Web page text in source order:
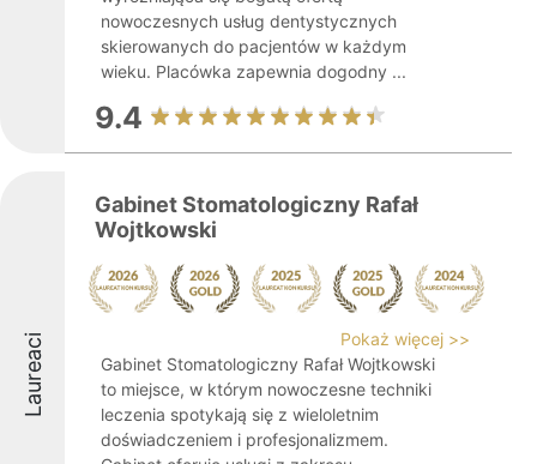
nowoczesnych usług dentystycznych
skierowanych do pacjentów w każdym
wieku. Placówka zapewnia dogodny ...
9.4
Laureaci
Gabinet Stomatologiczny Rafał
Wojtkowski
Pokaż więcej >>
Gabinet Stomatologiczny Rafał Wojtkowski
to miejsce, w którym nowoczesne techniki
leczenia spotykają się z wieloletnim
doświadczeniem i profesjonalizmem.